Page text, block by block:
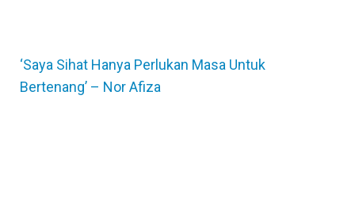
‘Saya Sihat Hanya Perlukan Masa Untuk
Bertenang’ – Nor Afiza